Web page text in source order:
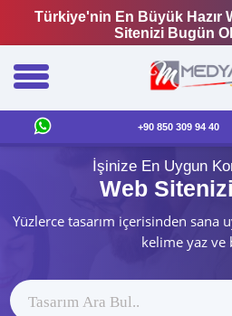
Türkiye'nin En Büyük Hazır
Sitenizi Bugün
+90 850 309 94 40
İşinize En Uygun
Web
Yüzlerce tasarım içerisinden sana
kelime yaz ve